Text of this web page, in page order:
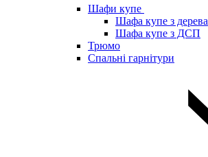
Шафи купе
Шафа купе з дерева
Шафа купе з ДСП
Трюмо
Спальні гарнітури